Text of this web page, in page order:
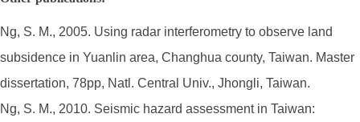
Ng, S. M., 2005. Using radar interferometry to observe land
subsidence in Yuanlin area, Changhua county, Taiwan. Master
dissertation, 78pp, Natl. Central Univ., Jhongli, Taiwan.
Ng, S. M., 2010. Seismic hazard assessment in Taiwan: